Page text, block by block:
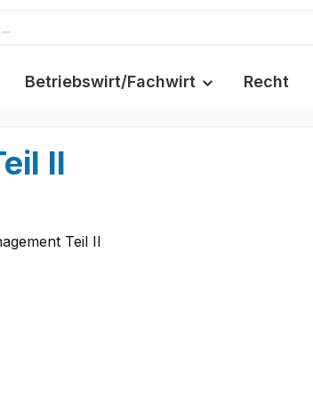
Betriebswirt/Fachwirt Recht
II